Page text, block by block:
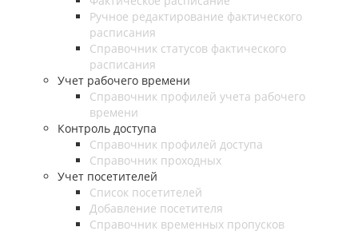
Ручное редактирование фактического
расписания
Справочник статусов фактического
расписания
Учет рабочего времени
Справочник профилей учета рабочего
времени
Контроль доступа
Справочник профилей доступа
Справочник проходных
Учет посетителей
Список посетителей
Добавление посетителя
Справочник временных пропусков